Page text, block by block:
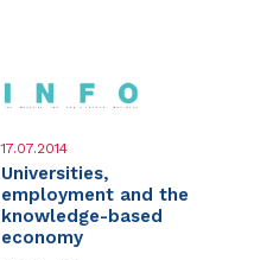
17.07.2014
Universities,
employment and the
knowledge-based
economy